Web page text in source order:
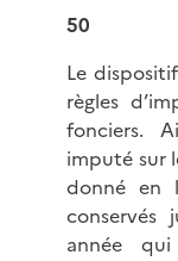
50
Le
règles
fonciers.
imputé sur
donné en
conservés
année